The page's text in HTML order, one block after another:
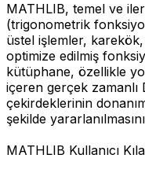
MATHLIB, temel ve
(trigonometrik
üstel işlemler,
optimize edilmiş
kütüphane, özellikle
içeren gerçek zamanlı
çekirdeklerinin
şekilde
MATHLIB Kullanıcı